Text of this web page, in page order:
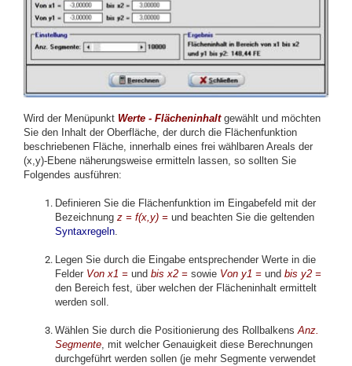
Wird der Menüpunkt Werte - Flächeninhalt gewählt und möchten
Sie den Inhalt der Oberfläche, der durch die Flächenfunktion
beschriebenen Fläche, innerhalb eines frei wählbaren Areals der
(x,y)-Ebene näherungsweise ermitteln lassen, so sollten Sie
Folgendes ausführen:
Definieren Sie die Flächenfunktion im Eingabefeld mit der
Bezeichnung z = f(x,y) = und beachten Sie die geltenden
Syntaxregeln.
Legen Sie durch die Eingabe entsprechender Werte in die
Felder Von x1 = und bis x2 = sowie Von y1 = und bis y2 =
den Bereich fest, über welchen der Flächeninhalt ermittelt
werden soll.
Wählen Sie durch die Positionierung des RollbalkensAnz.
Segmente, mit welcher Genauigkeit diese Berechnungen
durchgeführt werden sollen (je mehr Segmente verwendet